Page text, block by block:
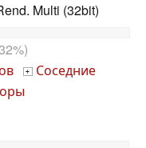
Multi (32bit)
+ Соседние